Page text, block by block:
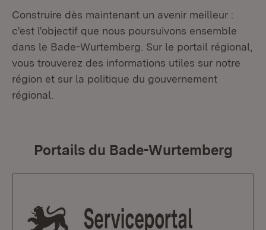
Construire dès maintenant un avenir meilleur :
c'est l'objectif que nous poursuivons ensemble
dans le Bade-Wurtemberg. Sur le portail régional,
vous trouverez des informations utiles sur notre
région et sur la politique du gouvernement
régional.
Portails du Bade-Wurtemberg